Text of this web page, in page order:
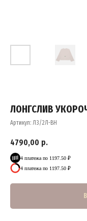
ЛОНГСЛИВ
Артикул: Л3/2Л-ВН
4790,00 р.
4 платежа по 1197.50 ₽
4 платежа по 1197.50 ₽